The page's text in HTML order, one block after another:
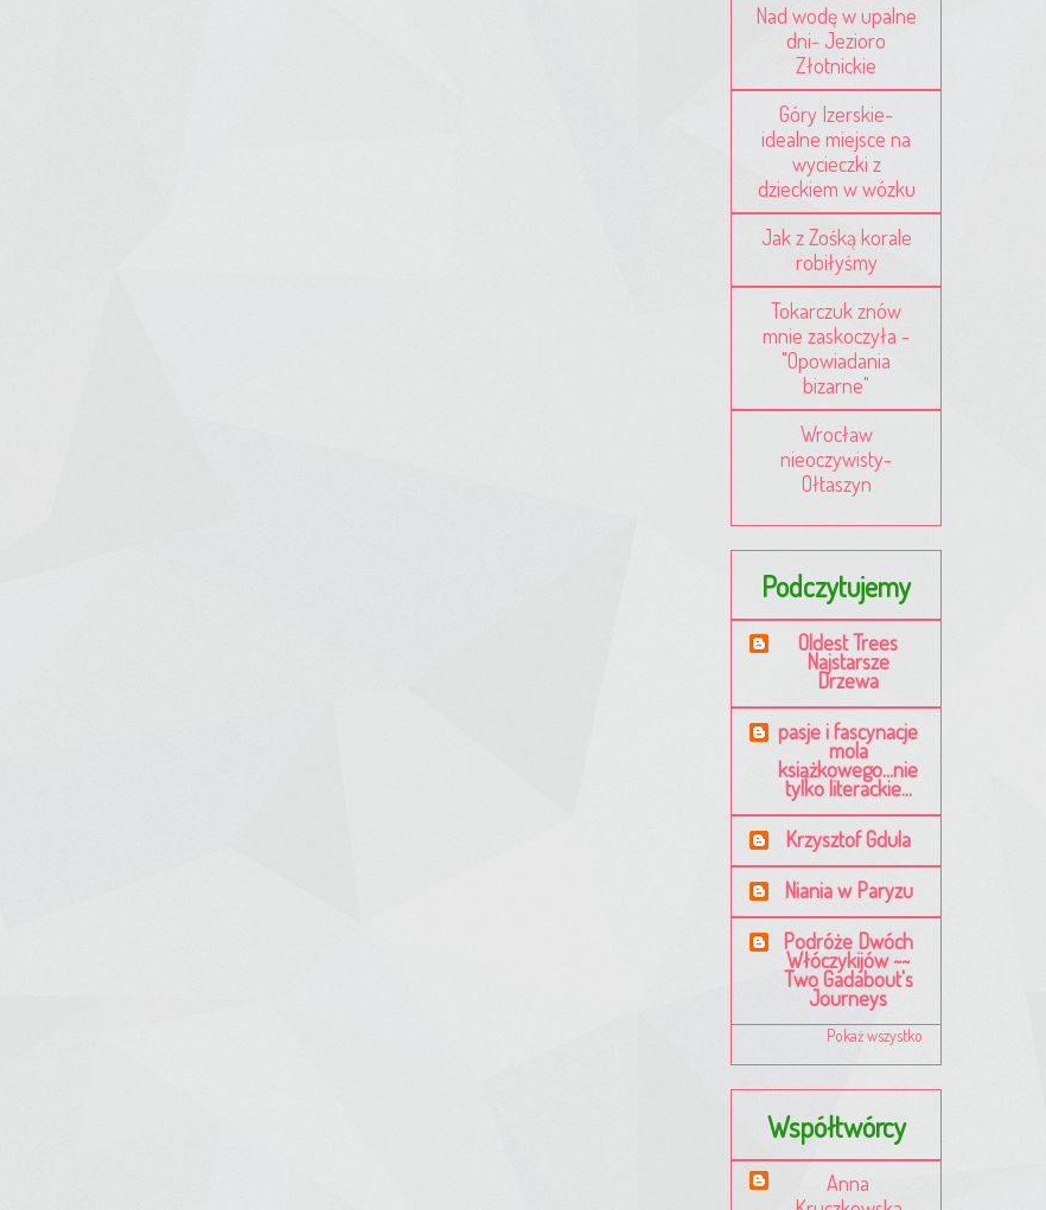
Nad wodę w upalne
dni- Jezioro
Złotnickie
Góry Izerskie-
idealne miejsce na
wycieczki z
dzieckiem w wózku
Jak z Zośką korale
robiłyśmy
Tokarczuk znów
mnie zaskoczyła -
"Opowiadania
bizarne"
Wrocław
nieoczywisty-
Ołtaszyn
Podczytujemy
Oldest Trees
Najstarsze
Drzewa
pasje i fascynacje
mola
książkowego...nie
tylko literackie...
Krzysztof Gdula
Niania w Paryzu
Podróże Dwóch
Włóczykijów ~~
Two Gadabout's
Journeys
Pokaż wszystko
Współtwórcy
Anna